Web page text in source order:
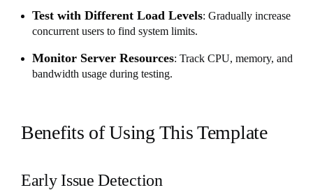
Test with Different Load Levels: Gradually increase
concurrent users to find system limits.
Monitor Server Resources: Track CPU, memory, and
bandwidth usage during testing.
Benefits of Using This Template
Early Issue Detection